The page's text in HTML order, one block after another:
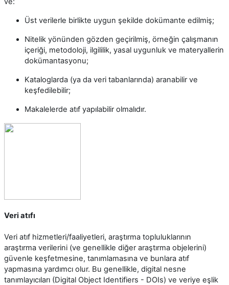
Üst verilerle birlikte uygun şekilde dokümante edilmiş;
Nitelik yönünden gözden geçirilmiş, örneğin çalışmanın
içeriği, metodoloji, ilgililik, yasal uygunluk ve materyallerin
dokümantasyonu;
Kataloglarda (ya da veri tabanlarında) aranabilir ve
keşfedilebilir;
Makalelerde atıf yapılabilir olmalıdır.
Veri atıfı
Veri atıf hizmetleri/faaliyetleri, araştırma topluluklarının
araştırma verilerini (ve genellikle diğer araştırma objelerini)
güvenle keşfetmesine, tanımlamasına ve bunlara atıf
yapmasına yardımcı olur. Bu genellikle, digital nesne
tanımlayıcıları (Digital Object Identifiers - DOIs) ve veriye eşlik